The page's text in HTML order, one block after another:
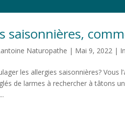
saisonnières,
Naturopathe | Mai 9, 2022 |
les allergies saisonnières?
de larmes à rechercher à tâtons